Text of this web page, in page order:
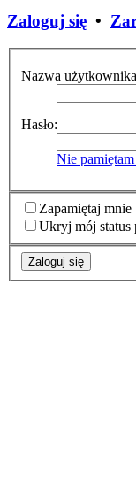
Zaloguj się •
Nazwa
Hasło:
Nie pamiętam
Zapamiętaj mnie
Ukryj mój status